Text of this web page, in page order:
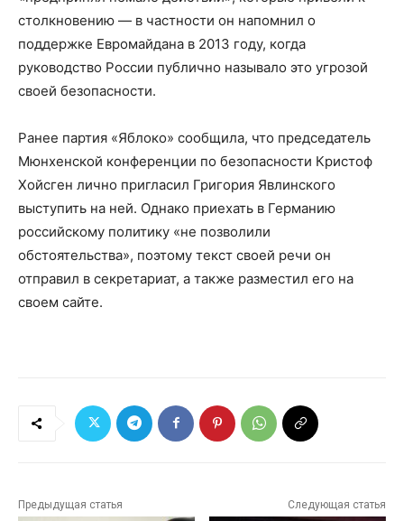
столкновению — в частности он напомнил о
поддержке Евромайдана в 2013 году, когда
руководство России публично называло это угрозой
своей безопасности.
Ранее партия «Яблоко» сообщила, что председатель
Мюнхенской конференции по безопасности Кристоф
Хойсген лично пригласил Григория Явлинского
выступить на ней. Однако приехать в Германию
российскому политику «не позволили
обстоятельства», поэтому текст своей речи он
отправил в секретариат, а также разместил его на
своем сайте.
Предыдущая статья Следующая статья